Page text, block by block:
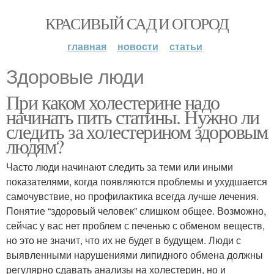
КРАСИВЫЙ САД И ОГОРОД
главная новости статьи
Здоровые люди
При каком холестерине надо
начинать пить статины. Нужно ли
следить за холестерином здоровым
людям?
Часто люди начинают следить за теми или иными
показателями, когда появляются проблемы и ухудшается
самочувствие, но профилактика всегда лучше лечения.
Понятие “здоровый человек” слишком общее. Возможно,
сейчас у вас нет проблем с печенью с обменом веществ,
но это не значит, что их не будет в будущем. Люди с
выявленными нарушениями липидного обмена должны
регулярно сдавать анализы на холестерин, но и